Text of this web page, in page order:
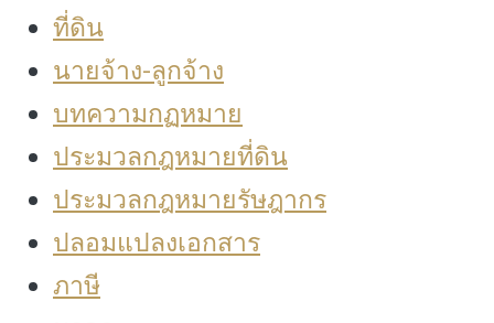
ที่ดิน
นายจ้าง-ลูกจ้าง
บทความกฏหมาย
ประมวลกฎหมายที่ดิน
ประมวลกฎหมายรัษฎากร
ปลอมแปลงเอกสาร
ภาษี